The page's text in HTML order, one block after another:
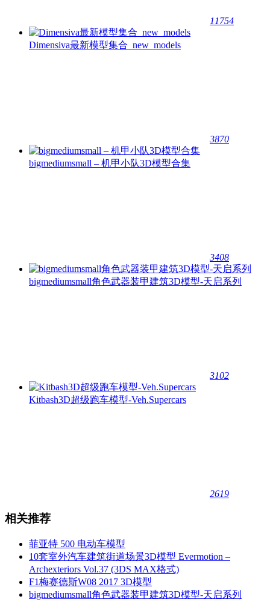
11754
Dimensiva最新模型集合_new_models
3870
bigmediumsmall – 机甲小队3D模型合集
3408
bigmediumsmall角色武器装甲建筑3D模型-天启系列
3102
Kitbash3D超级跑车模型-Veh.Supercars
2619
相关推荐
菲亚特 500 电动车模型
10套室外汽车建筑街道场景3D模型 Evermotion –
Archexteriors Vol.37 (3DS MAX格式)
F1梅赛德斯W08 2017 3D模型
bigmediumsmall角色武器装甲建筑3D模型-天启系列